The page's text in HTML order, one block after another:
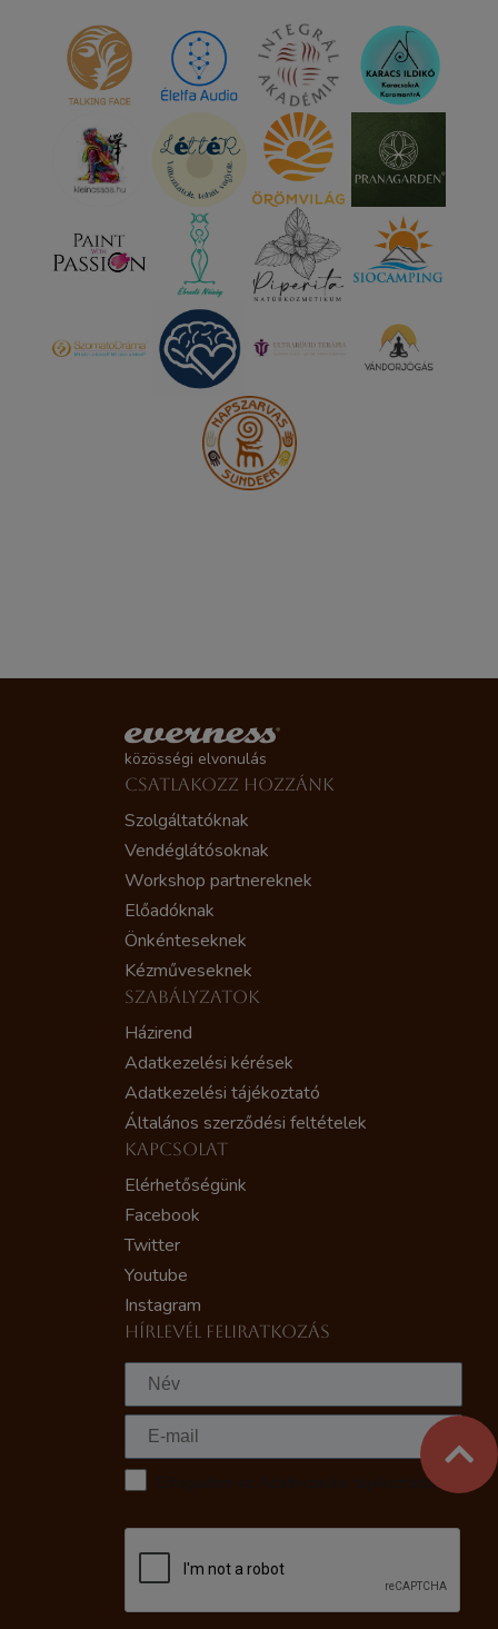
közösségi elvonulás
CSATLAKOZZ HOZZÁNK
Szolgáltatóknak
Vendéglátósoknak
Workshop partnereknek
Előadóknak
Önkénteseknek
Kézműveseknek
SZABÁLYZATOK
Házirend
Adatkezelési kérések
Adatkezelési tájékoztató
Általános szerződési feltételek
KAPCSOLAT
Elérhetőségünk
Facebook
Twitter
Youtube
Instagram
HÍRLEVÉL FELIRATKOZÁS
Elfogadom az Adatkezelési tájékoztatót